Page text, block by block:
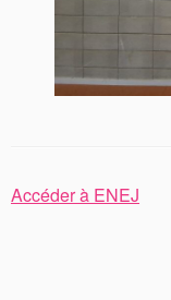
Accéder à ENEJ